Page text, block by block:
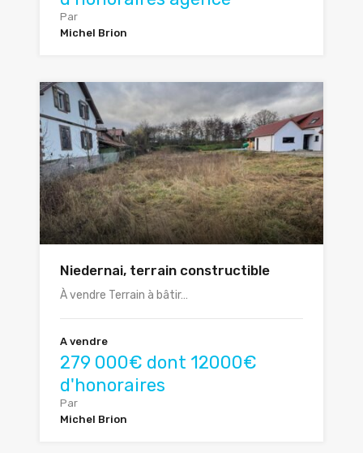
Par
Michel Brion
Niedernai, terrain constructible
À vendre Terrain à bâtir…
A vendre
279 000€ dont 12000€
d'honoraires
Par
Michel Brion